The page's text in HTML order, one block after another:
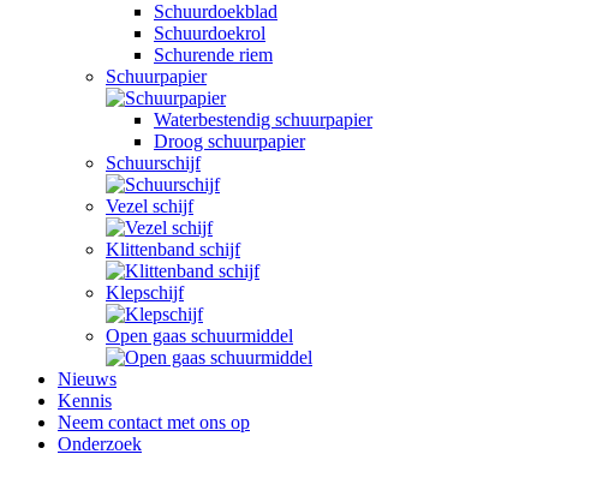
Schuurdoekblad
Schuurdoekrol
Schurende riem
Schuurpapier
Waterbestendig schuurpapier
Droog schuurpapier
Schuurschijf
Vezel schijf
Klittenband schijf
Klepschijf
Open gaas schuurmiddel
Nieuws
Kennis
Neem contact met ons op
Onderzoek